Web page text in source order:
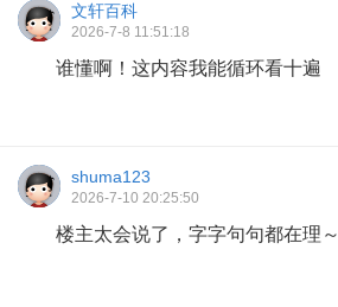
文轩百科
2026-7-8 11:51:18
谁懂啊！这内容我能循环看十遍
shuma123
2026-7-10 20:25:50
楼主太会说了，字字句句都在理～